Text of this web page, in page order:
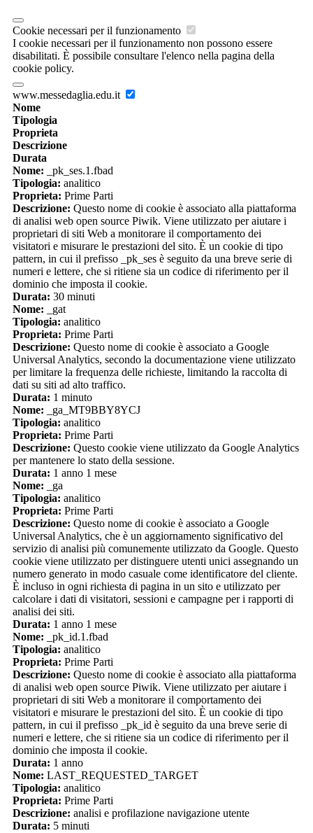
Cookie necessari per il funzionamento
I cookie necessari per il funzionamento non possono essere
disabilitati. È possibile consultare l'elenco nella pagina della
cookie policy.
www.messedaglia.edu.it
Nome
Tipologia
Proprieta
Descrizione
Durata
Nome: _pk_ses.1.fbad
Tipologia: analitico
Proprieta: Prime Parti
Descrizione: Questo nome di cookie è associato alla piattaforma
di analisi web open source Piwik. Viene utilizzato per aiutare i
proprietari di siti Web a monitorare il comportamento dei
visitatori e misurare le prestazioni del sito. È un cookie di tipo
pattern, in cui il prefisso _pk_ses è seguito da una breve serie di
numeri e lettere, che si ritiene sia un codice di riferimento per il
dominio che imposta il cookie.
Durata: 30 minuti
Nome: _gat
Tipologia: analitico
Proprieta: Prime Parti
Descrizione: Questo nome di cookie è associato a Google
Universal Analytics, secondo la documentazione viene utilizzato
per limitare la frequenza delle richieste, limitando la raccolta di
dati su siti ad alto traffico.
Durata: 1 minuto
Nome: _ga_MT9BBY8YCJ
Tipologia: analitico
Proprieta: Prime Parti
Descrizione: Questo cookie viene utilizzato da Google Analytics
per mantenere lo stato della sessione.
Durata: 1 anno 1 mese
Nome: _ga
Tipologia: analitico
Proprieta: Prime Parti
Descrizione: Questo nome di cookie è associato a Google
Universal Analytics, che è un aggiornamento significativo del
servizio di analisi più comunemente utilizzato da Google. Questo
cookie viene utilizzato per distinguere utenti unici assegnando un
numero generato in modo casuale come identificatore del cliente.
È incluso in ogni richiesta di pagina in un sito e utilizzato per
calcolare i dati di visitatori, sessioni e campagne per i rapporti di
analisi dei siti.
Durata: 1 anno 1 mese
Nome: _pk_id.1.fbad
Tipologia: analitico
Proprieta: Prime Parti
Descrizione: Questo nome di cookie è associato alla piattaforma
di analisi web open source Piwik. Viene utilizzato per aiutare i
proprietari di siti Web a monitorare il comportamento dei
visitatori e misurare le prestazioni del sito. È un cookie di tipo
pattern, in cui il prefisso _pk_id è seguito da una breve serie di
numeri e lettere, che si ritiene sia un codice di riferimento per il
dominio che imposta il cookie.
Durata: 1 anno
Nome: LAST_REQUESTED_TARGET
Tipologia: analitico
Proprieta: Prime Parti
Descrizione: analisi e profilazione navigazione utente
Durata: 5 minuti